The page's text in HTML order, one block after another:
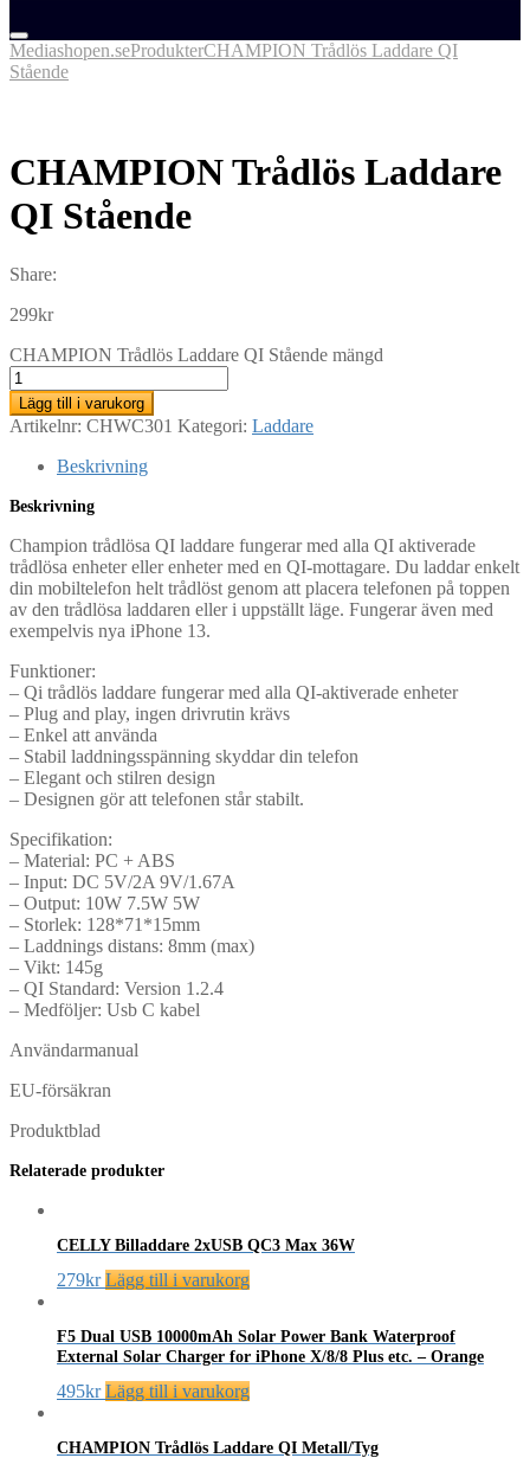
Mediashopen.seProdukterCHAMPION Trådlös Laddare QI
Stående
CHAMPION Trådlös Laddare
QI Stående
Share:
299kr
CHAMPION Trådlös Laddare QI Stående mängd
Lägg till i varukorg
Artikelnr: CHWC301 Kategori: Laddare
Beskrivning
Beskrivning
Champion trådlösa QI laddare fungerar med alla QI aktiverade
trådlösa enheter eller enheter med en QI-mottagare. Du laddar enkelt
din mobiltelefon helt trådlöst genom att placera telefonen på toppen
av den trådlösa laddaren eller i uppställt läge. Fungerar även med
exempelvis nya iPhone 13.
Funktioner:
– Qi trådlös laddare fungerar med alla QI-aktiverade enheter
– Plug and play, ingen drivrutin krävs
– Enkel att använda
– Stabil laddningsspänning skyddar din telefon
– Elegant och stilren design
– Designen gör att telefonen står stabilt.
Specifikation:
– Material: PC + ABS
– Input: DC 5V/2A 9V/1.67A
– Output: 10W 7.5W 5W
– Storlek: 128*71*15mm
– Laddnings distans: 8mm (max)
– Vikt: 145g
– QI Standard: Version 1.2.4
– Medföljer: Usb C kabel
Användarmanual
EU-försäkran
Produktblad
Relaterade produkter
CELLY Billaddare 2xUSB QC3 Max 36W
279kr Lägg till i varukorg
F5 Dual USB 10000mAh Solar Power Bank Waterproof
External Solar Charger for iPhone X/8/8 Plus etc. – Orange
495kr Lägg till i varukorg
CHAMPION Trådlös Laddare QI Metall/Tyg